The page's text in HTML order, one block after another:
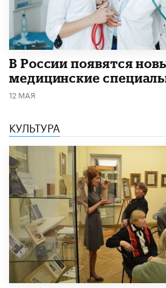
В России появятся
медицинские
12 МАЯ
КУЛЬТУРА